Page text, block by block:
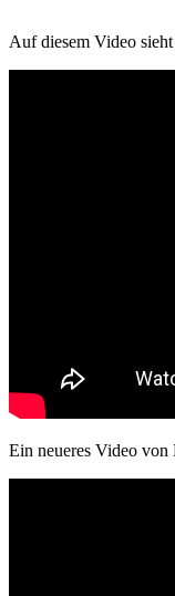
Auf diesem Video
Ein neueres Video